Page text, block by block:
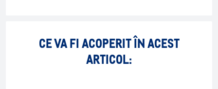
CE VA FI ACOPERIT ÎN ACEST
ARTICOL: